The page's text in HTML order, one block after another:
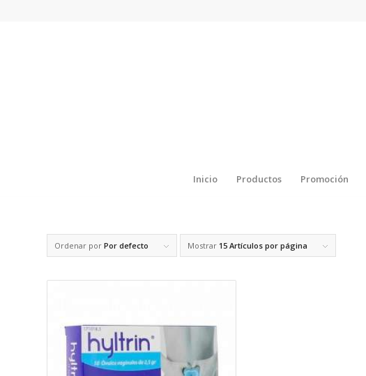
Inicio Productos Promoción
Ordenar por Por defecto Mostrar 15 Artículos por página